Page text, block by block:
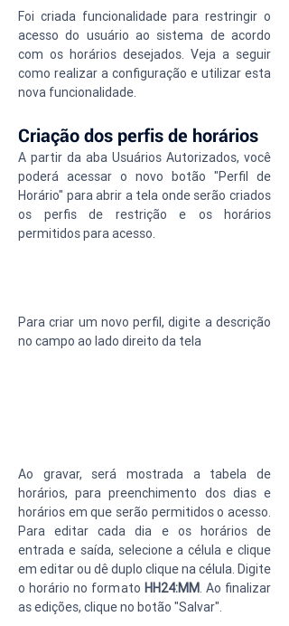
Foi criada funcionalidade para restringir o
acesso do usuário ao sistema de acordo
com os horários desejados. Veja a seguir
como realizar a configuração e utilizar esta
nova funcionalidade.
Criação dos perfis de horários
A partir da aba Usuários Autorizados, você
poderá acessar o novo botão "Perfil de
Horário" para abrir a tela onde serão criados
os perfis de restrição e os horários
permitidos para acesso.
Para criar um novo perfil, digite a descrição
no campo ao lado direito da tela
Ao gravar, será mostrada a tabela de
horários, para preenchimento dos dias e
horários em que serão permitidos o acesso.
Para editar cada dia e os horários de
entrada e saída, selecione a célula e clique
em editar ou dê duplo clique na célula. Digite
o horário no formato HH24:MM. Ao finalizar
as edições, clique no botão "Salvar".